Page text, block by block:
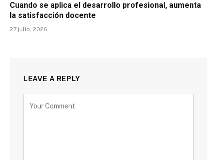
Cuando se aplica el desarrollo profesional, aumenta
la satisfacción docente
27 julio, 2026
LEAVE A REPLY